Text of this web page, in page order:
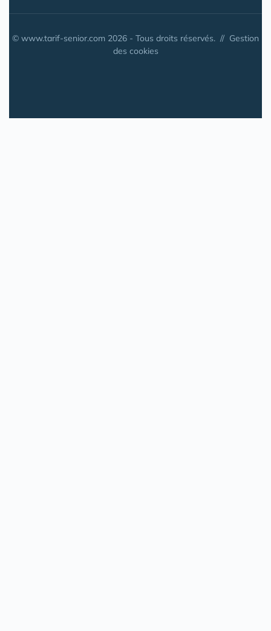
© www.tarif-senior.com 2026 - Tous droits réservés. // Gestion
des cookies